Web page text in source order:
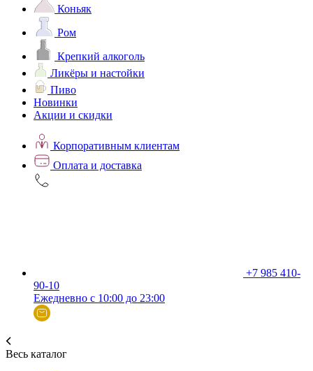
Коньяк
Ром
Крепкий алкоголь
Ликёры и настойки
Пиво
Новинки
Акции и скидки
Корпоративным клиентам
Оплата и доставка
+7 985 410-
90-10
Ежедневно с 10:00 до 23:00
Весь каталог